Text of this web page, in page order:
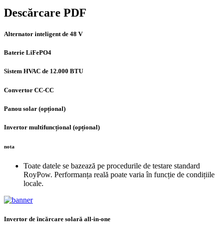
Descărcare PDF
Alternator inteligent de 48 V
Baterie LiFePO4
Sistem HVAC de 12.000 BTU
Convertor CC-CC
Panou solar (opțional)
Invertor multifuncțional (opțional)
nota
Toate datele se bazează pe procedurile de testare standard
RoyPow. Performanța reală poate varia în funcție de condițiile
locale.
Invertor de încărcare solară all-in-one